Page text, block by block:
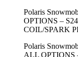
Polaris
OPTIONS –
COIL/SPARK
Polaris
ALL OPTIONS